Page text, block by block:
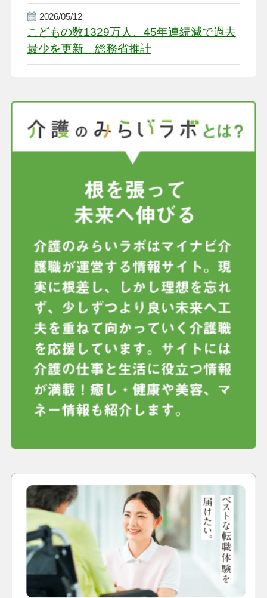
盤整備を促す
2026/05/12
こどもの数1329万人、45年連続減で過去
最少を更新 総務省推計